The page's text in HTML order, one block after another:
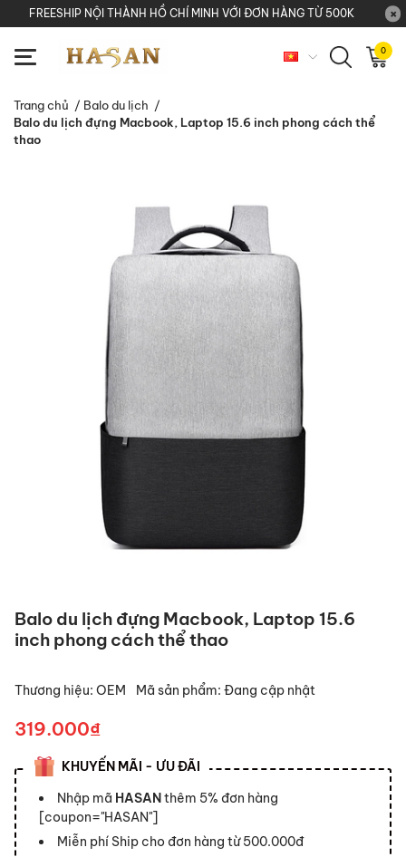
FREESHIP NỘI THÀNH HỒ CHÍ MINH VỚI ĐƠN HÀNG TỪ 500K
0
Trang chủ / Balo du lịch /
Balo du lịch đựng Macbook, Laptop 15.6 inch phong cách thể
thao
Balo du lịch đựng Macbook, Laptop 15.6
inch phong cách thể thao
Thương hiệu: OEM Mã sản phẩm: Đang cập nhật
319.000₫
KHUYẾN MÃI - ƯU ĐÃI
Nhập mã HASANthêm 5% đơn hàng
[coupon="HASAN"]
Miễn phí Ship cho đơn hàng từ 500.000đ